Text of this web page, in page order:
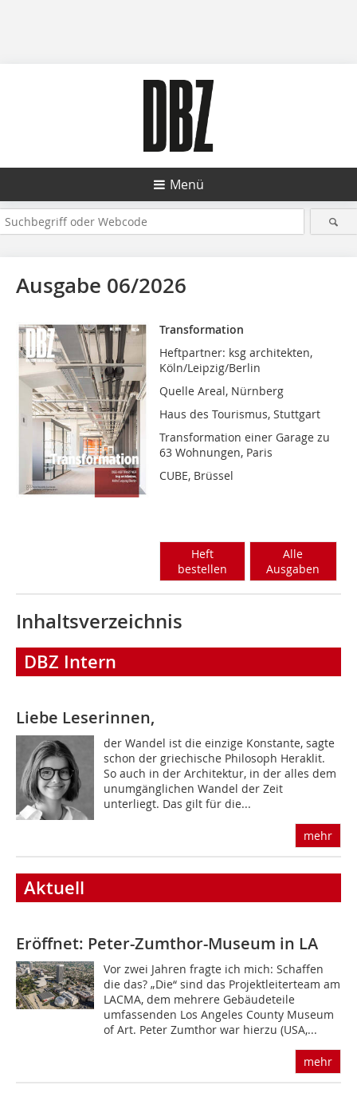
Menü
Ausgabe 06/2026
Transformation
Heftpartner: ksg architekten,
Köln/Leipzig/Berlin
Quelle Areal, Nürnberg
Haus des Tourismus, Stuttgart
Transformation einer Garage zu
63 Wohnungen, Paris
CUBE, Brüssel
Heft
bestellen
Alle
Ausgaben
Inhaltsverzeichnis
DBZ Intern
Liebe Leserinnen,
der Wandel ist die einzige Konstante, sagte
schon der griechische Philosoph Heraklit.
So auch in der Architektur, in der alles dem
unumgänglichen Wandel der Zeit
unterliegt. Das gilt für die...
mehr
Aktuell
Eröffnet: Peter-Zumthor-Museum in LA
Vor zwei Jahren fragte ich mich: Schaffen
die das? „Die“ sind das Projektleiterteam am
LACMA, dem mehrere Gebäudeteile
umfassenden Los Angeles County Museum
of Art. Peter Zumthor war hierzu (USA,...
mehr